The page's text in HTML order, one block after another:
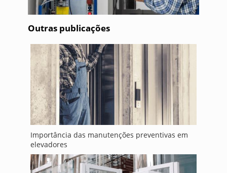
Outras publicações
Importância das manutenções preventivas em
elevadores